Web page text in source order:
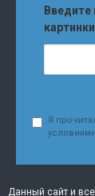
Введите
картинки
Я
Данный сайт и